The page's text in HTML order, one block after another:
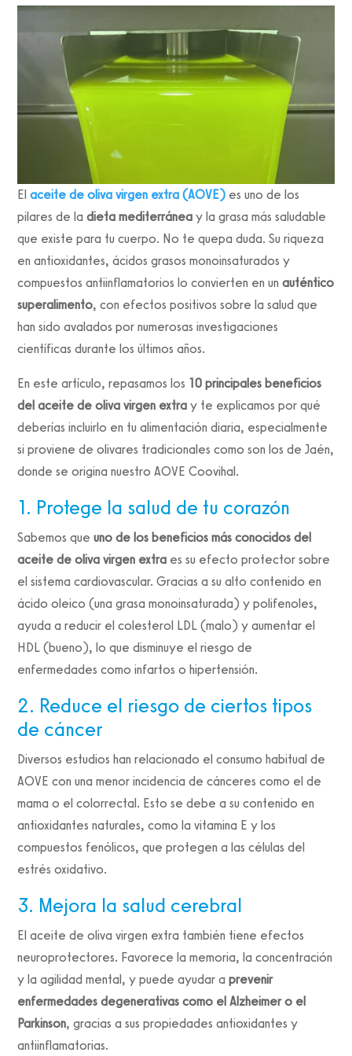
Elaceite de oliva virgen extra (AOVE) es uno de los
pilares de ladieta mediterránea y la grasa más saludable
que existe para tu cuerpo. No te quepa duda. Su riqueza
en antioxidantes, ácidos grasos monoinsaturados y
compuestos antiinflamatorios lo convierten en unauténtico
superalimento, con efectos positivos sobre la salud que
han sido avalados por numerosas investigaciones
científicas durante los últimos años.
En este artículo, repasamos los 10 principales beneficios
del aceite de oliva virgen extra y te explicamos por qué
deberías incluirlo en tu alimentación diaria, especialmente
si proviene de olivares tradicionales como son los de Jaén,
donde se origina nuestro AOVE Coovihal.
1. Protege la salud de tu corazón
Sabemos queuno de los beneficios más conocidos del
aceite de oliva virgen extra es su efecto protector sobre
el sistema cardiovascular. Gracias a su alto contenido en
ácido oleico (una grasa monoinsaturada) y polifenoles,
ayuda a reducir el colesterol LDL (malo) y aumentar el
HDL (bueno), lo que disminuye el riesgo de
enfermedades como infartos o hipertensión.
2. Reduce el riesgo de ciertos tipos
de cáncer
Diversos estudios han relacionado el consumo habitual de
AOVE con una menor incidencia de cánceres como el de
mama o el colorrectal. Esto se debe a su contenido en
antioxidantes naturales, como la vitamina E y los
compuestos fenólicos, que protegen a las células del
estrés oxidativo.
3. Mejora la salud cerebral
El aceite de oliva virgen extra también tiene efectos
neuroprotectores. Favorece la memoria, la concentración
y la agilidad mental, y puede ayudar aprevenir
enfermedades degenerativas como el Alzheimer o el
Parkinson, gracias a sus propiedades antioxidantes y
antiinflamatorias.